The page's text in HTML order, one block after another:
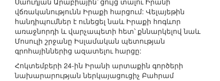
վճռականությունն Իրաքի հարցում: Վելայեթին
հանդիպումներ է ունեցել նաև Իրաքի հոգևոր
առաջնորդի և վարչապետի հետ՝ քննարկելով նաև
Մոսուլի շրջանը Իսլամական պետության
գրոհայիններից ազատելու հարցը:
Հոկտեմբերի 24-ին Իրանի արտաքին գործերի
նախարարության ներկայացուցիչ Բահրամ